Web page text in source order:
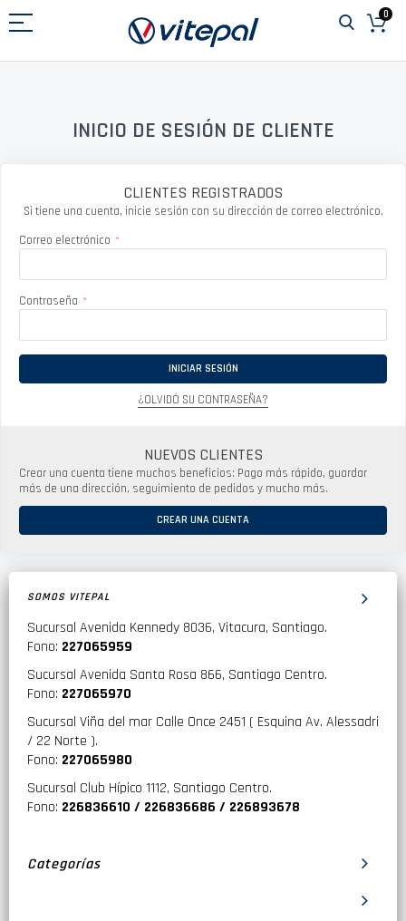
al
0
INICIO DE SESIÓN DE CLIENTE
CLIENTES REGISTRADOS
Si tiene una cuenta, inicie sesión con su dirección de correo electrónico.
Correo electrónico
Contraseña
INICIAR SESIÓN
¿OLVIDÓ SU CONTRASEÑA?
NUEVOS CLIENTES
Crear una cuenta tiene muchos beneficios: Pago más rápido, guardar
más de una dirección, seguimiento de pedidos y mucho más.
CREAR UNA CUENTA
SOMOS VITEPAL
Sucursal Avenida Kennedy 8036, Vitacura, Santiago.
Fono: 227065959
Sucursal Avenida Santa Rosa 866, Santiago Centro.
Fono: 227065970
Sucursal Viña del mar Calle Once 2451 ( Esquina Av. Alessadri
/ 22 Norte ).
Fono: 227065980
Sucursal Club Hípico 1112, Santiago Centro.
Fono: 226836610 / 226836686 / 226893678
Categorías